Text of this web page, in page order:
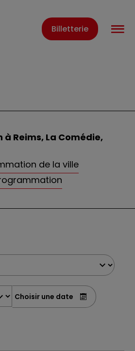
Billetterie
Reims, La Comédie,
de la ville
Choisir une date (de la forme